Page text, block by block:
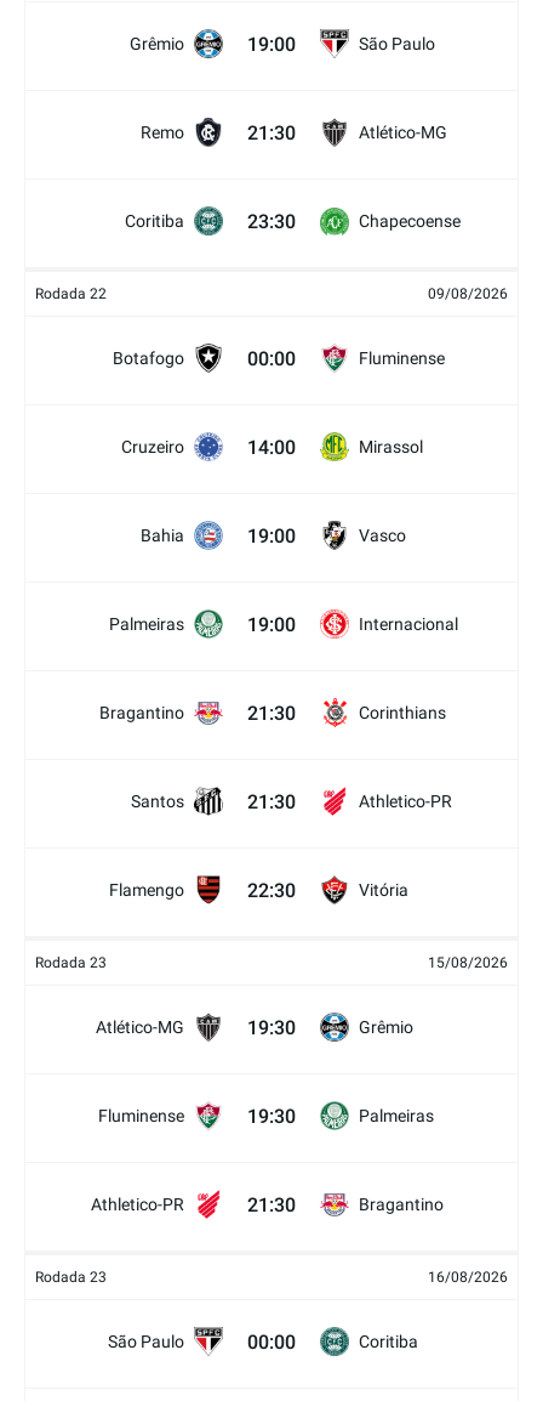
Grêmio 19:00 São Paulo
Remo 21:30 Atlético-MG
Coritiba 23:30 Chapecoense
Rodada 22 09/08/2026
Botafogo 00:00 Fluminense
Cruzeiro 14:00 Mirassol
Bahia 19:00 Vasco
Palmeiras 19:00 Internacional
Bragantino 21:30 Corinthians
Santos 21:30 Athletico-PR
Flamengo 22:30 Vitória
Rodada 23 15/08/2026
Atlético-MG 19:30 Grêmio
Fluminense 19:30 Palmeiras
Athletico-PR 21:30 Bragantino
Rodada 23 16/08/2026
São Paulo 00:00 Coritiba